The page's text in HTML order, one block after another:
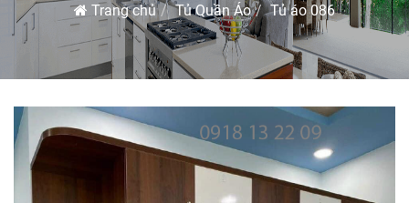
Trang chủ Tủ Quần Áo Tủ áo 086